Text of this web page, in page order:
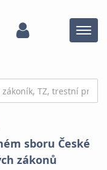
Menu
sboru České
zákonů